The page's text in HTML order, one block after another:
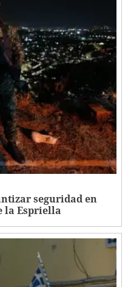
seguridad en
la Espriella